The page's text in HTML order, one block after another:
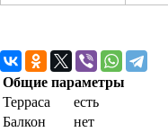
Общие параметры
Терраса
есть
Балкон
нет